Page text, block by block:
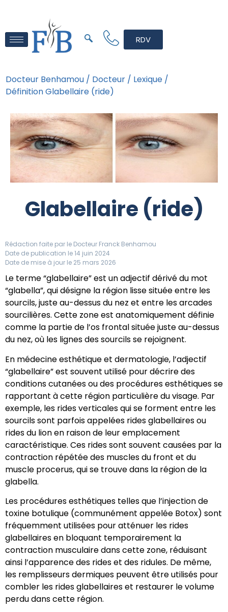
RDV
Docteur Benhamou / Docteur / Lexique /
Définition Glabellaire (ride)
Glabellaire (ride)
Rédaction faite par le Docteur Franck Benhamou
Date de publication le 14 juin 2024
Date de mise à jour le 25 mars 2026
Le terme “glabellaire” est un adjectif dérivé du mot
“glabella”, qui désigne la région lisse située entre les
sourcils, juste au-dessus du nez et entre les arcades
sourcilières. Cette zone est anatomiquement définie
comme la partie de l’os frontal située juste au-dessus
du nez, où les lignes des sourcils se rejoignent.
En médecine esthétique et dermatologie, l’adjectif
“glabellaire” est souvent utilisé pour décrire des
conditions cutanées ou des procédures esthétiques se
rapportant à cette région particulière du visage. Par
exemple, les rides verticales qui se forment entre les
sourcils sont parfois appelées rides glabellaires ou
rides du lion en raison de leur emplacement
caractéristique. Ces rides sont souvent causées par la
contraction répétée des muscles du front et du
muscle procerus, qui se trouve dans la région de la
glabella.
Les procédures esthétiques telles que l’injection de
toxine botulique (communément appelée Botox) sont
fréquemment utilisées pour atténuer les rides
glabellaires en bloquant temporairement la
contraction musculaire dans cette zone, réduisant
ainsi l’apparence des rides et des ridules. De même,
les remplisseurs dermiques peuvent être utilisés pour
combler les rides glabellaires et restaurer le volume
perdu dans cette région.